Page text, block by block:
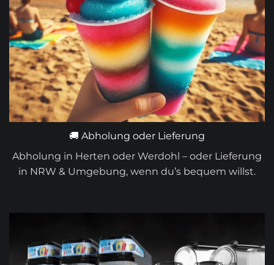
🚚 Abholung oder Lieferung
Abholung in Herten oder Werdohl – oder Lieferung
in NRW & Umgebung, wenn du’s bequem willst.